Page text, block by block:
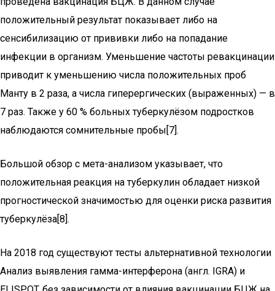
положительный результат показывает либо на
сенсибилизацию от прививки либо на попадание
инфекции в организм. Уменьшение частоты ревакцинации
приводит к уменьшению числа положительных проб
Манту в 2 раза, а числа гиперергических (выраженных) — в
7 раз. Также у 60 % больных туберкулёзом подростков
наблюдаются сомнительные пробы[7].
Большой обзор с мета-анализом указывает, что
положительная реакция на туберкулин обладает низкой
прогностической значимостью для оценки риска развития
туберкулёза[8].
На 2018 год существуют тесты альтернативной технологии
Анализ выявления гамма-интерферона (англ. IGRA) и